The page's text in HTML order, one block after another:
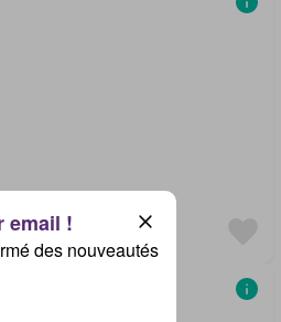
des nouveautés